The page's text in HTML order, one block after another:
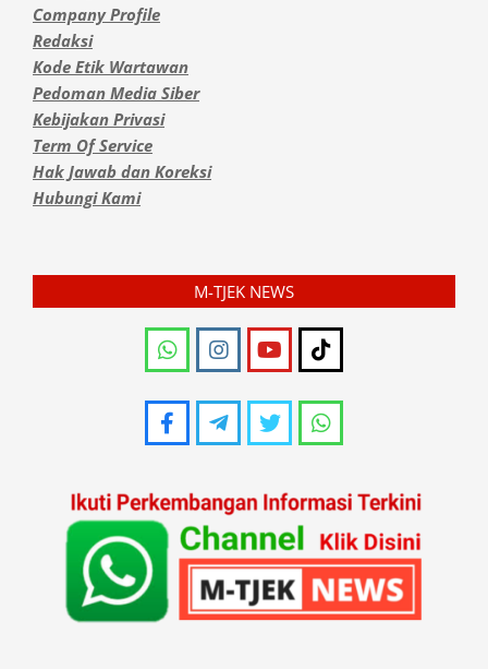
Company Profile
Redaksi
Kode Etik Wartawan
Pedoman Media Siber
Kebijakan Privasi
Term Of Service
Hak Jawab dan Koreksi
Hubungi Kami
M-TJEK NEWS